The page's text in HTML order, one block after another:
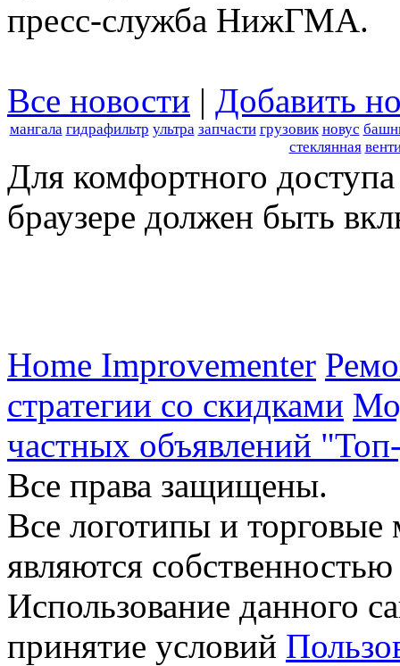
пресс-служба НижГМА.
Все новости | Добавить
мангала гидрафильтр ультра запчасти грузовик новус
стеклянная
Для комфортного
браузере должен быть
Home Improvementer
стратегии со скидками
частных объявлений
Все права защищены.
Все логотипы и торговые
являются
Использование данного
принятие условий